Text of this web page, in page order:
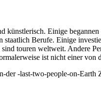
Einige
Berufe. Einige
touren weltweit. Andere
ist nicht einer von
der -last-two-people-on-